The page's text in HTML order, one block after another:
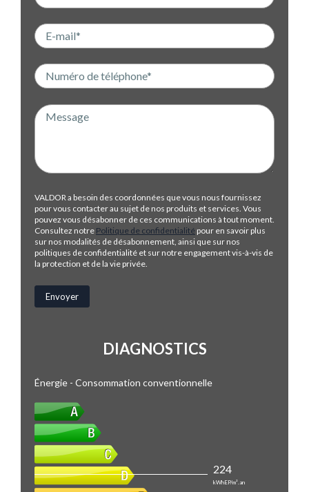
VALDOR a besoin des coordonnées que vous nous fournissez
pour vous contacter au sujet de nos produits et services. Vous
pouvez vous désabonner de ces communications à tout moment.
Consultez notre Politique de confidentialité pour en savoir plus
sur nos modalités de désabonnement, ainsi que sur nos
politiques de confidentialité et sur notre engagement vis-à-vis de
la protection et de la vie privée.
DIAGNOSTICS
Énergie - Consommation conventionnelle
224
kWhEP/m².an